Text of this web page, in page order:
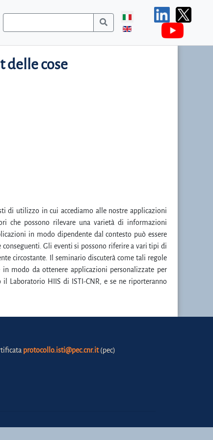
delle cose
di utilizzo in cui accediamo alle nostre applicazioni
che possono rilevare una varietà di informazioni
in modo dipendente dal contesto può essere
Gli eventi si possono riferire a vari tipi di
circostante. Il seminario discuterà come tali regole
in modo da ottenere applicazioni personalizzate per
Laboratorio HIIS di ISTI-CNR, e se ne riporteranno
protocollo.isti@pec.cnr.it(pec)